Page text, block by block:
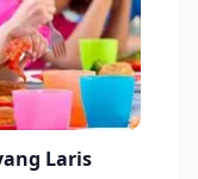
Laris